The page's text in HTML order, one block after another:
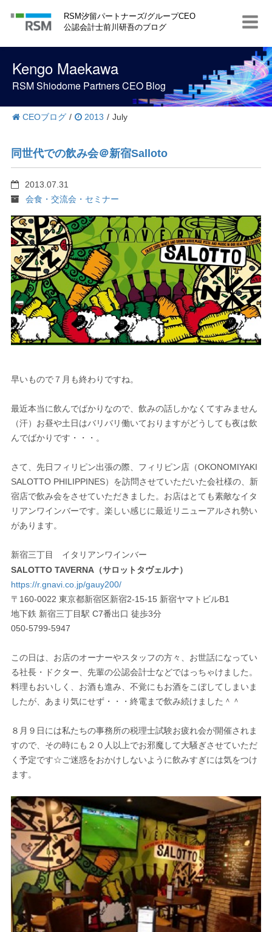
t
RSM汐留パートナーズ/グループCEO
公認会計士前川研吾のブログ
Kengo Maekawa
RSM Shiodome Partners CEO Blog
CEOブログ / 2013 / July
同世代での飲み会＠新宿Salloto
2013.07.31
会食・交流会・セミナー
早いもので７月も終わりですね。
最近本当に飲んでばかりなので、飲みの話しかなくてすみません
（汗）お昼や土日はバリバリ働いておりますがどうしても夜は飲
んでばかりです・・・。
さて、先日フィリピン出張の際、フィリピン店（OKONOMIYAKI
SALOTTO PHILIPPINES）を訪問させていただいた会社様の、新
宿店で飲み会をさせていただきました。お店はとても素敵なイタ
リアンワインバーです。楽しい感じに最近リニューアルされ勢い
があります。
新宿三丁目 イタリアンワインバー
SALOTTO TAVERNA（サロットタヴェルナ）
https://r.gnavi.co.jp/gauy200/
〒160-0022 東京都新宿区新宿2-15-15 新宿ヤマトビルB1
地下鉄 新宿三丁目駅 C7番出口 徒歩3分
050-5799-5947
この日は、お店のオーナーやスタッフの方々、お世話になってい
る社長・ドクター、先輩の公認会計士などではっちゃけました。
料理もおいしく、お酒も進み、不覚にもお酒をこぼしてしまいま
したが、あまり気にせず・・・終電まで飲み続けました＾＾
８月９日には私たちの事務所の税理士試験お疲れ会が開催されま
すので、その時にも２０人以上でお邪魔して大騒ぎさせていただ
く予定です☆ご迷惑をおかけしないように飲みすぎには気をつけ
ます。